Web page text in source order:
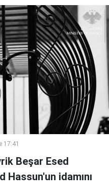
17:41
Beşar Esed
idamını